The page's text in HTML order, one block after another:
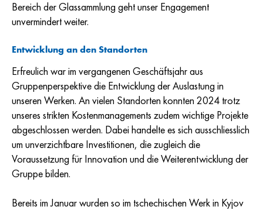
Bereich der Glassammlung geht unser Engagement
unvermindert weiter.
Entwicklung an den Standorten
Erfreulich war im vergangenen Geschäftsjahr aus
Gruppenperspektive die Entwicklung der Auslastung in
unseren Werken. An vielen Standorten konnten 2024 trotz
unseres strikten Kostenmanagements zudem wichtige Projekte
abgeschlossen werden. Dabei handelte es sich ausschliesslich
um unverzichtbare Investitionen, die zugleich die
Voraussetzung für Innovation und die Weiterentwicklung der
Gruppe bilden.
Bereits im Januar wurden so im tschechischen Werk in Kyjov